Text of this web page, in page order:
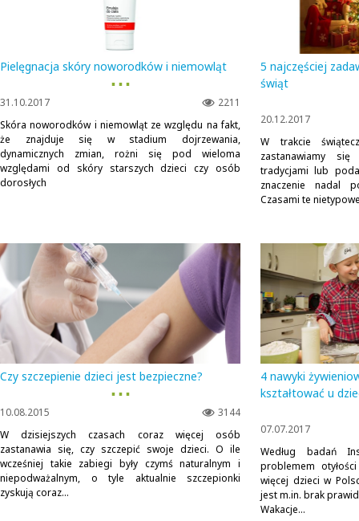
Pielęgnacja skóry noworodków i niemowląt
▪ ▪ ▪
2211
31.10.2017
Skóra noworodków i niemowląt ze względu na fakt,
że znajduje się w stadium dojrzewania,
dynamicznych zmian, rożni się pod wieloma
względami od skóry starszych dzieci czy osób
dorosłych
5 najczęściej
świąt
20.12.2017
W trakcie
zastanawiamy
tradycjami lub
znaczenie nadal
Czasami te
Czy szczepienie dzieci jest bezpieczne?
▪ ▪ ▪
3144
10.08.2015
W dzisiejszych czasach coraz więcej osób
zastanawia się, czy szczepić swoje dzieci. O ile
wcześniej takie zabiegi były czymś naturalnym i
niepodważalnym, o tyle aktualnie szczepionki
zyskują coraz...
4 nawyki
kształtować u
07.07.2017
Według badań
problemem
więcej dzieci w
jest m.in. brak
Wakacje...